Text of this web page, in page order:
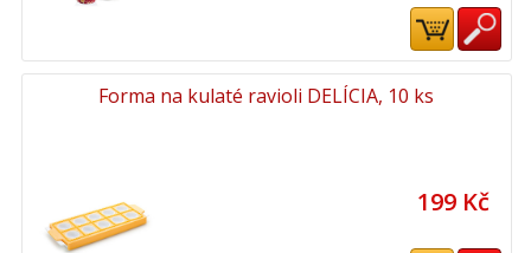
Forma na kulaté ravioli DELÍCIA, 10 ks
199 Kč